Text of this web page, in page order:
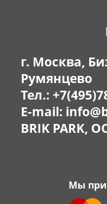
г. Москва,
Румянцево
Тел.:
E-mail:
BRIK PARK,
Мы